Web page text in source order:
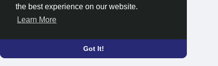
the best experience on our website.
Learn More
Got It!